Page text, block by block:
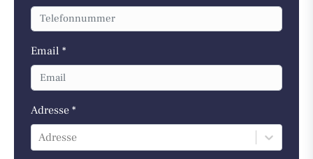
Email *
Adresse *
Adresse